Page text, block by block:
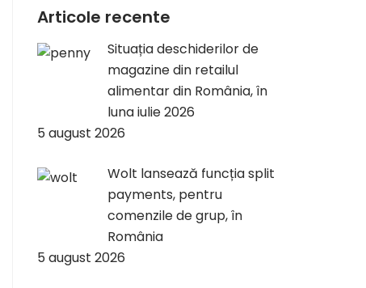
Articole recente
Situația deschiderilor de
magazine din retailul
alimentar din România, în
luna iulie 2026
5 august 2026
Wolt lansează funcția split
payments, pentru
comenzile de grup, în
România
5 august 2026